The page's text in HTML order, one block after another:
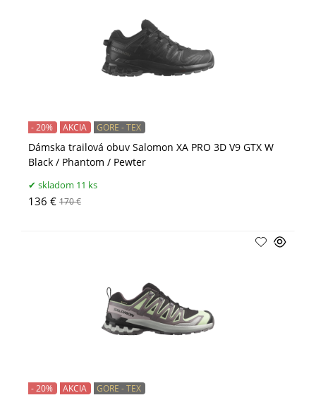
Dámska trailová obuv Salomon XA PRO 3D V9 GTX W
Black / Phantom / Pewter
- 20% AKCIA GORE - TEX
skladom 11 ks
136 € 170 €
- 20% AKCIA GORE - TEX